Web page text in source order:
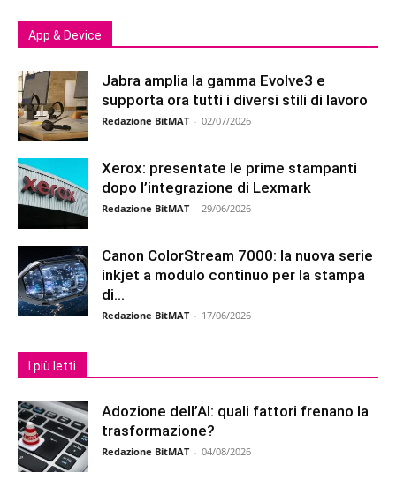
App & Device
Jabra amplia la gamma Evolve3 e
supporta ora tutti i diversi stili di lavoro
Redazione BitMAT - 02/07/2026
Xerox: presentate le prime stampanti
dopo l’integrazione di Lexmark
Redazione BitMAT - 29/06/2026
Canon ColorStream 7000: la nuova serie
inkjet a modulo continuo per la stampa
di...
Redazione BitMAT - 17/06/2026
I più letti
Adozione dell’AI: quali fattori frenano la
trasformazione?
Redazione BitMAT - 04/08/2026